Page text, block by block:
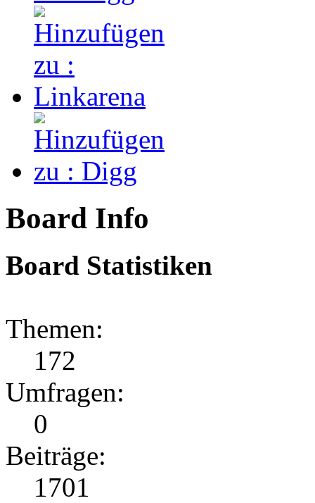
Board Info
Board Statistiken
Themen:
172
Umfragen:
0
Beiträge:
1701